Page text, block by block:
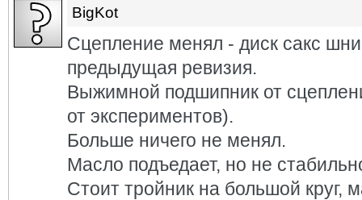
BigKot
Сцепление менял - диск сакс
предыдущая ревизия.
Выжимной подшипник от
от экспериментов).
Больше ничего не менял.
Масло подъедает, но не
Стоит тройник на большой круг,